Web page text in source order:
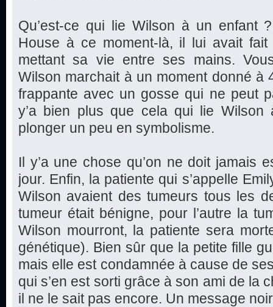
Qu’est-ce qui lie Wilson à un enfant
House à ce moment-là, il lui avait
mettant sa vie entre ses mains.
Wilson marchait à un moment donné à
frappante avec un gosse qui ne peut
y’a bien plus que cela qui lie
plonger un peu en symbolisme.
Il y’a une chose qu’on ne doit jamais
jour. Enfin, la patiente qui s’appelle
Wilson avaient des tumeurs tous les
tumeur était bénigne, pour l’autre la
Wilson mourront, la patiente sera
génétique). Bien sûr que la petite fille
mais elle est condamnée à cause de
qui s’en est sorti grâce à son ami de la
il ne le sait pas encore. Un message